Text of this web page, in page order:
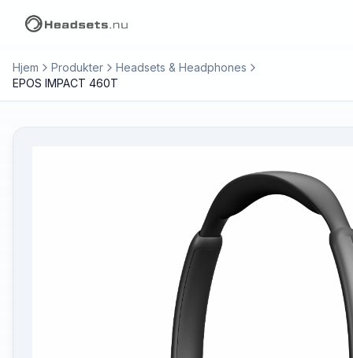
Hjem Produkter
Headsets & Headphones
EPOS IMPACT 460T